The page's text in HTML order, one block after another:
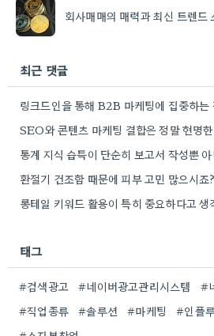
회사매매의 매력과 최신 트렌드
최근 댓글
태그
#검색광고 #네이버광고관리시스템 #
#직업종류
#솔루션 #마케팅 #인플